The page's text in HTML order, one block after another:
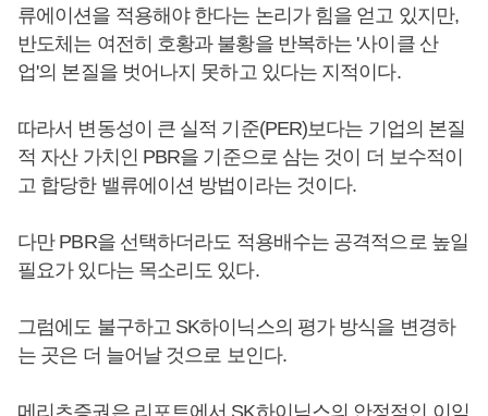
류에이션을 적용해야 한다는 논리가 힘을 얻고 있지만,
반도체는 여전히 호황과 불황을 반복하는 '사이클 산
업'의 본질을 벗어나지 못하고 있다는 지적이다.
따라서 변동성이 큰 실적 기준(PER)보다는 기업의 본질
적 자산 가치인 PBR을 기준으로 삼는 것이 더 보수적이
고 합당한 밸류에이션 방법이라는 것이다.
다만 PBR을 선택하더라도 적용배수는 공격적으로 높일
필요가 있다는 목소리도 있다.
그럼에도 불구하고 SK하이닉스의 평가 방식을 변경하
는 곳은 더 늘어날 것으로 보인다.
메리츠증권은 리포트에서 SK하이닉스의 안정적인 이익